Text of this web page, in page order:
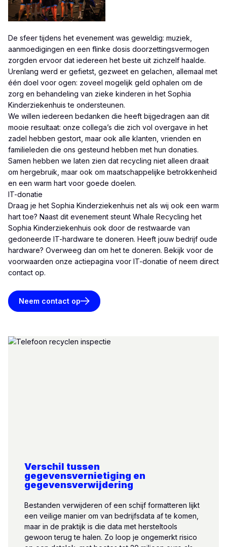
De sfeer tijdens het evenement was geweldig: muziek,
aanmoedigingen en een flinke dosis doorzettingsvermogen
zorgden ervoor dat iedereen het beste uit zichzelf haalde.
Urenlang werd er gefietst, gezweet en gelachen, allemaal met
één doel voor ogen: zoveel mogelijk geld ophalen om de
zorg en behandeling van zieke kinderen in het Sophia
Kinderziekenhuis te ondersteunen.
We willen iedereen bedanken die heeft bijgedragen aan dit
mooie resultaat: onze collega’s die zich vol overgave in het
zadel hebben gestort, maar ook alle klanten, vrienden en
familieleden die ons gesteund hebben met hun donaties.
Samen hebben we laten zien dat recycling niet alleen draait
om hergebruik, maar ook om maatschappelijke betrokkenheid
en een warm hart voor goede doelen.
IT-donatie
Draag je het Sophia Kinderziekenhuis net als wij ook een warm
hart toe? Naast dit evenement steunt Whale Recycling het
Sophia Kinderziekenhuis ook door de restwaarde van
gedoneerde IT-hardware te doneren. Heeft jouw bedrijf oude
hardware? Overweeg dan om het te doneren. Bekijk voor de
voorwaarden onze actiepagina voor IT-donatie of neem direct
contact op.
Neem contact op
Verschil tussen
gegevensvernietiging en
gegevensverwijdering
Bestanden verwijderen of een schijf formatteren lijkt
een veilige manier om van bedrijfsdata af te komen,
maar in de praktijk is die data met hersteltools
gewoon terug te halen. Zo loop je ongemerkt risico